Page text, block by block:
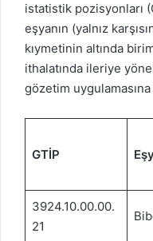
istatistik pozisyonları
eşyanın (yalnız
kıymetinin altında
ithalatında ileriye
gözetim
GTİP
3924.10.00.00.
21